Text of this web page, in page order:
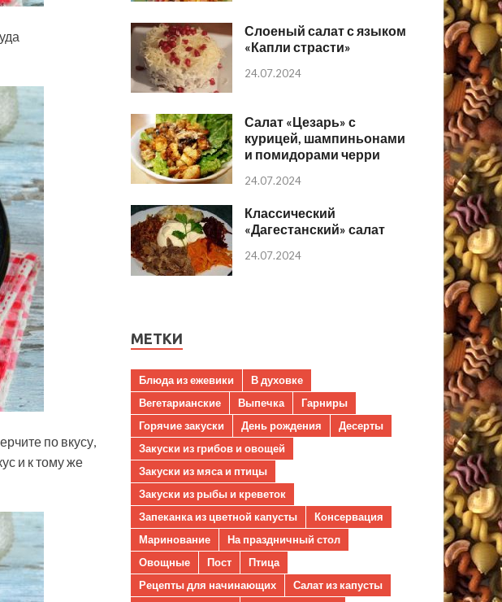
по вкусу,
и к тому же
Слоеный салат с языком
«Капли страсти»
24.07.2024
Салат «Цезарь» с
курицей, шампиньонами
и помидорами черри
24.07.2024
Классический
«Дагестанский» салат
24.07.2024
МЕТКИ
Блюда из ежевики
В духовке
Вегетарианские
Выпечка
Гарниры
Горячие закуски
День рождения
Десерты
Закуски из грибов и овощей
Закуски из мяса и птицы
Закуски из рыбы и креветок
Запеканка из цветной капусты
Консервация
Маринование
На праздничный стол
Овощные
Пост
Птица
Рецепты для начинающих
Салат из капусты